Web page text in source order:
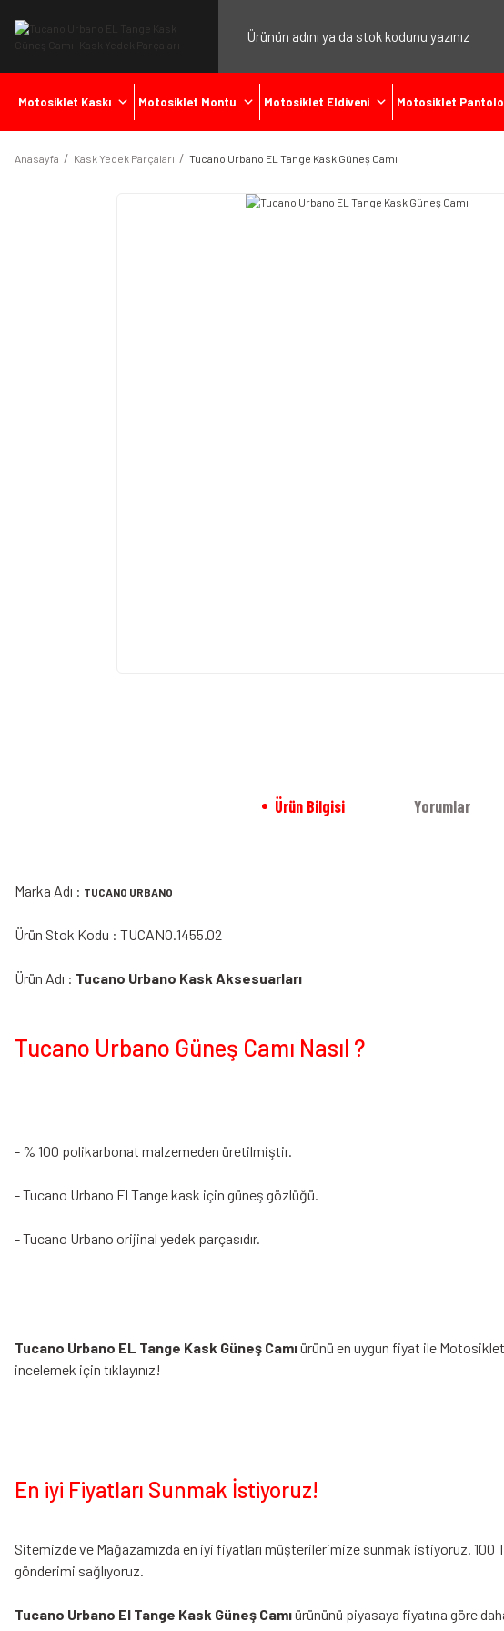
Motosiklet Kaskı Motosiklet Montu Motosiklet Eldiveni Motosiklet
Anasayfa Kask Yedek Parçaları Tucano Urbano EL Tange Kask Güneş Camı
Ürün Bilgisi Yorumlar
Marka Adı : TUCANO URBANO
Ürün Stok Kodu : TUCANO.1455.02
Ürün Adı : Tucano Urbano Kask Aksesuarları
Tucano Urbano Güneş Camı Nasıl ?
- % 100 polikarbonat malzemeden üretilmiştir.
- Tucano Urbano El Tange kask için güneş gözlüğü.
- Tucano Urbano orijinal yedek parçasıdır.
Tucano Urbano EL Tange Kask Güneş Camıürünü en uygun fiyat ile
incelemek için tıklayınız!
En iyi Fiyatları Sunmak İstiyoruz!
Sitemizde ve Mağazamızda en iyi fiyatları müşterilerimize sunmak istiyoruz.
gönderimi sağlıyoruz.
Tucano Urbano El Tange Kask Güneş Camıürününü piyasaya fiyatına göre